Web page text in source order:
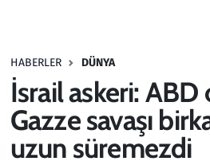
HABERLER DÜNYA
İsrail askeri: ABD
Gazze savaşı
uzun süremezdi
Haber
Kurumsal Haberler